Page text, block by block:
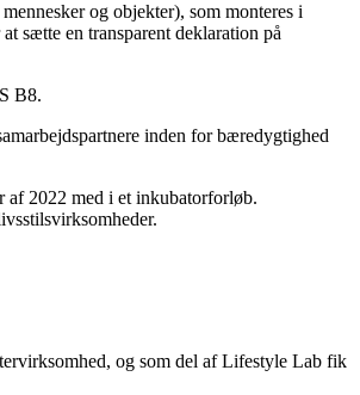
og objekter), som monteres i
sætte en transparent deklaration på
B8.
inden for bæredygtighed
af 2022 med i et inkubatorforløb.
og som del af Lifestyle Lab fik